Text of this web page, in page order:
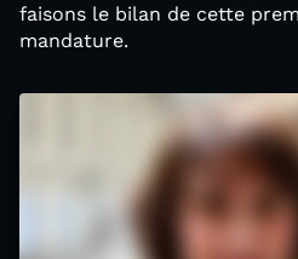
faisons le bilan de cette
mandature.